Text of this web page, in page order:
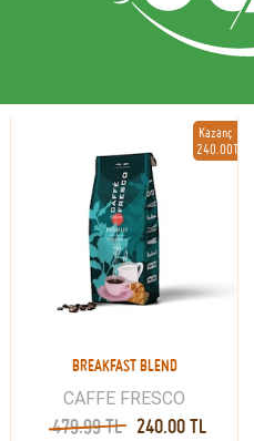
Kazanç
240.00TL
BREAKFAST BLEND
CAFFE FRESCO
479.99 TL 240.00 TL